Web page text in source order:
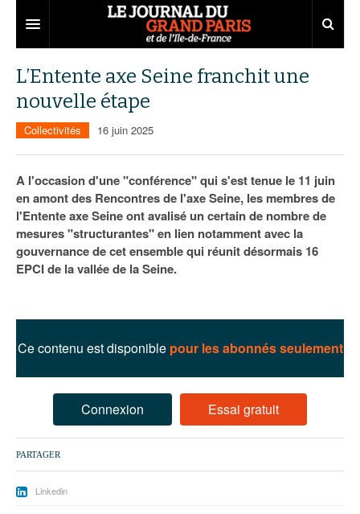
Territoires
Aménagement
Institutions
Services urbains
Entreprises
Emploi
Attractivité
Innovation
75
77
78
94
95
Carnet
Nominations
Portraits
Les Assises du Grand Paris
Éditions précédentes
Le podcast
L’Entente axe Seine franchit une
nouvelle étape
Collectivités 16 juin 2025
A l'occasion d'une "conférence" qui s'est tenue le 11 juin
en amont des Rencontres de l'axe Seine, les membres de
l'Entente axe Seine ont avalisé un certain de nombre de
mesures "structurantes" en lien notamment avec la
gouvernance de cet ensemble qui réunit désormais 16
EPCI de la vallée de la Seine.
Ce contenu est disponible pour les abonnés seulement
Connexion Essai gratuit
PARTAGER
Linkedin